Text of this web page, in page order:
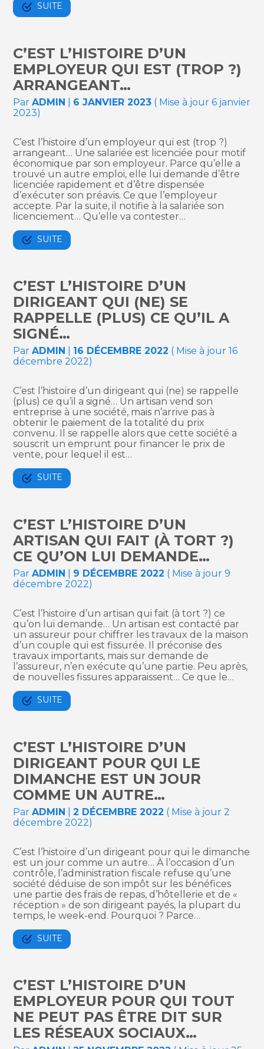
SUITE
C’EST L’HISTOIRE D’UN
EMPLOYEUR QUI EST (TROP ?)
ARRANGEANT…
ParADMIN 6 JANVIER 2023 ( Mise à jour 6 janvier
2023)
C’est l’histoire d’un employeur qui est (trop ?)
arrangeant… Une salariée est licenciée pour motif
économique par son employeur. Parce qu’elle a
trouvé un autre emploi, elle lui demande d’être
licenciée rapidement et d’être dispensée
d’exécuter son préavis. Ce que l’employeur
accepte. Par la suite, il notifie à la salariée son
licenciement… Qu’elle va contester…
SUITE
C’EST L’HISTOIRE D’UN
DIRIGEANT QUI (NE) SE
RAPPELLE (PLUS) CE QU’IL A
SIGNÉ…
ParADMIN 16 DÉCEMBRE 2022 ( Mise à jour 16
décembre 2022)
C’est l’histoire d’un dirigeant qui (ne) se rappelle
(plus) ce qu’il a signé… Un artisan vend son
entreprise à une société, mais n’arrive pas à
obtenir le paiement de la totalité du prix
convenu. Il se rappelle alors que cette société a
souscrit un emprunt pour financer le prix de
vente, pour lequel il est…
SUITE
C’EST L’HISTOIRE D’UN
ARTISAN QUI FAIT (À TORT ?)
CE QU’ON LUI DEMANDE…
ParADMIN 9 DÉCEMBRE 2022 ( Mise à jour 9
décembre 2022)
C’est l’histoire d’un artisan qui fait (à tort ?) ce
qu’on lui demande… Un artisan est contacté par
un assureur pour chiffrer les travaux de la maison
d’un couple qui est fissurée. Il préconise des
travaux importants, mais sur demande de
l’assureur, n’en exécute qu’une partie. Peu après,
de nouvelles fissures apparaissent… Ce que le…
SUITE
C’EST L’HISTOIRE D’UN
DIRIGEANT POUR QUI LE
DIMANCHE EST UN JOUR
COMME UN AUTRE…
ParADMIN |2 DÉCEMBRE 2022 ( Mise à jour 2
décembre 2022)
C’est l’histoire d’un dirigeant pour qui le dimanche
est un jour comme un autre… À l’occasion d’un
contrôle, l’administration fiscale refuse qu’une
société déduise de son impôt sur les bénéfices
une partie des frais de repas, d’hôtellerie et de «
réception » de son dirigeant payés, la plupart du
temps, le week-end. Pourquoi ? Parce…
SUITE
C’EST L’HISTOIRE D’UN
EMPLOYEUR POUR QUI TOUT
NE PEUT PAS ÊTRE DIT SUR
LES RÉSEAUX SOCIAUX…